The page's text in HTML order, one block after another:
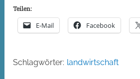
Teilen:
E-Mail Facebook
Schlagwörter: landwirtschaft